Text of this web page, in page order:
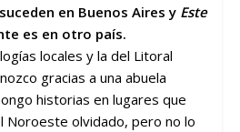
en Buenos Aires y Este
es en otro país.
locales y la del Litoral
gracias a una abuela
historias en lugares que
Noroeste olvidado, pero no lo